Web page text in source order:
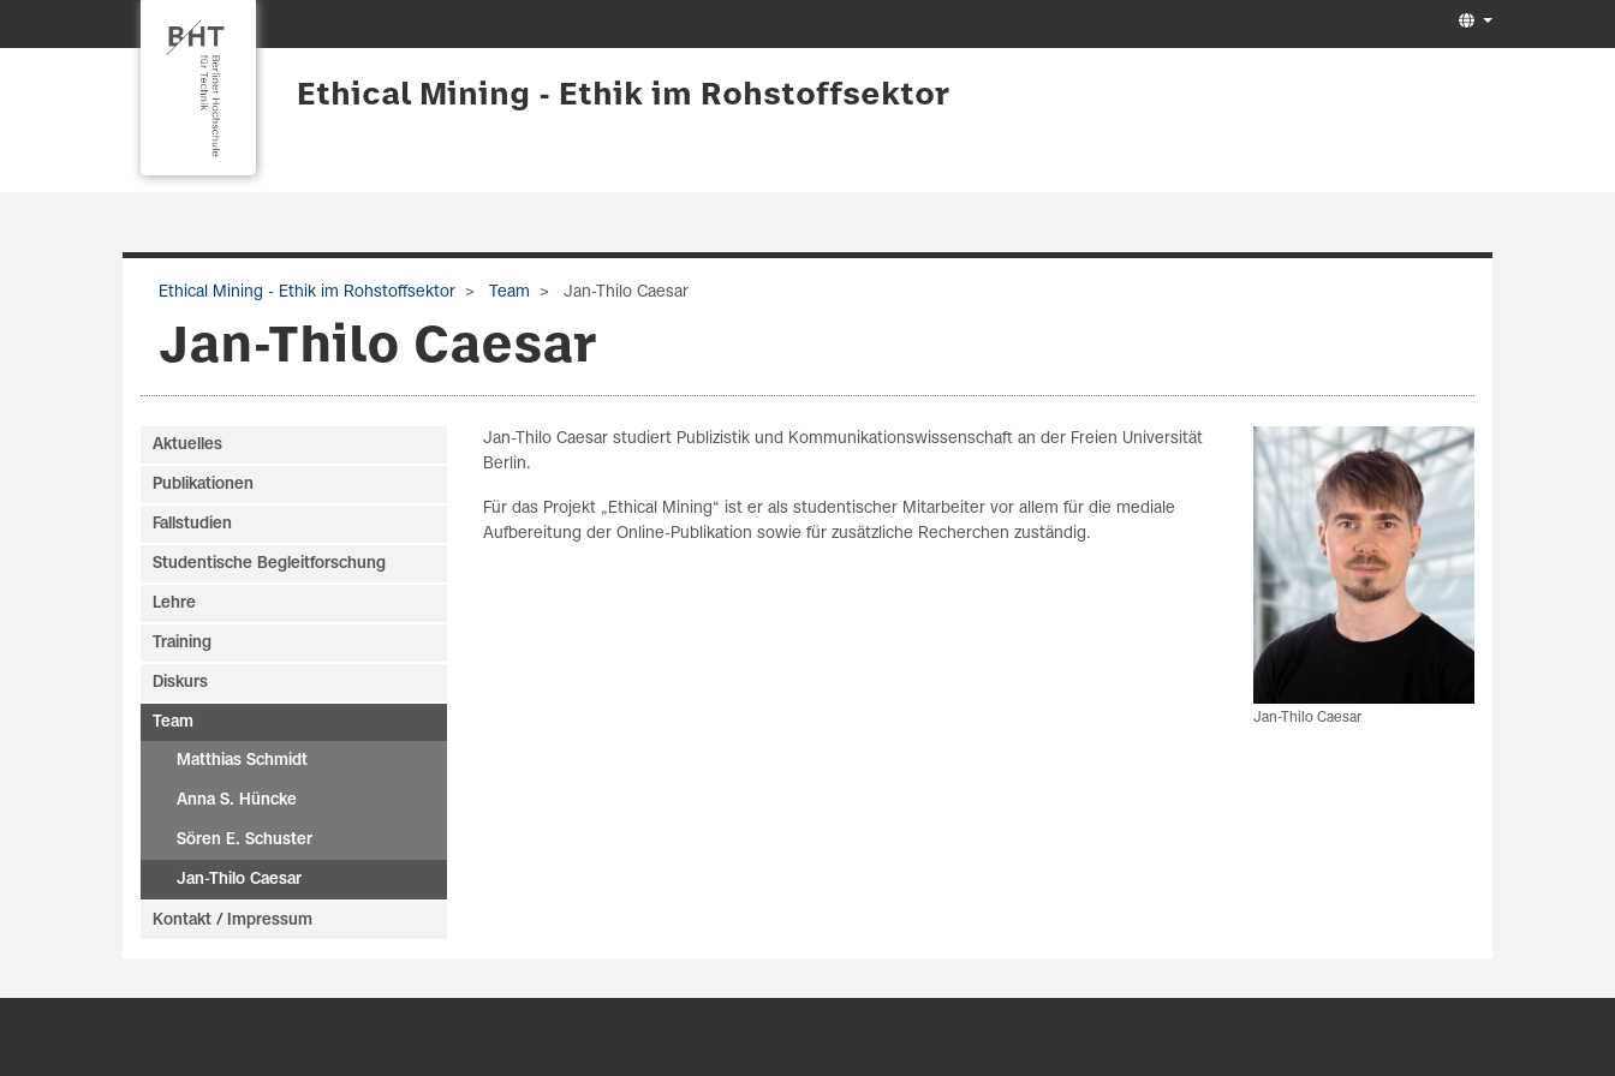
Ethical Mining - Ethik im Rohstoffsektor
Ethical Mining - Ethik im Rohstoffsektor Team Jan-Thilo Caesar
Jan-Thilo Caesar
Aktuelles
Publikationen
Fallstudien
Studentische Begleitforschung
Lehre
Training
Diskurs
Team
Matthias Schmidt
Anna S. Hüncke
Sören E. Schuster
Jan-Thilo Caesar
Kontakt / Impressum
Jan-Thilo Caesar studiert Publizistik und Kommunikationswissenschaft an der Freien Universität
Berlin.
Für das Projekt „Ethical Mining“ ist er als studentischer Mitarbeiter vor allem für die mediale
Aufbereitung der Online-Publikation sowie für zusätzliche Recherchen zuständig.
Jan-Thilo Caesar